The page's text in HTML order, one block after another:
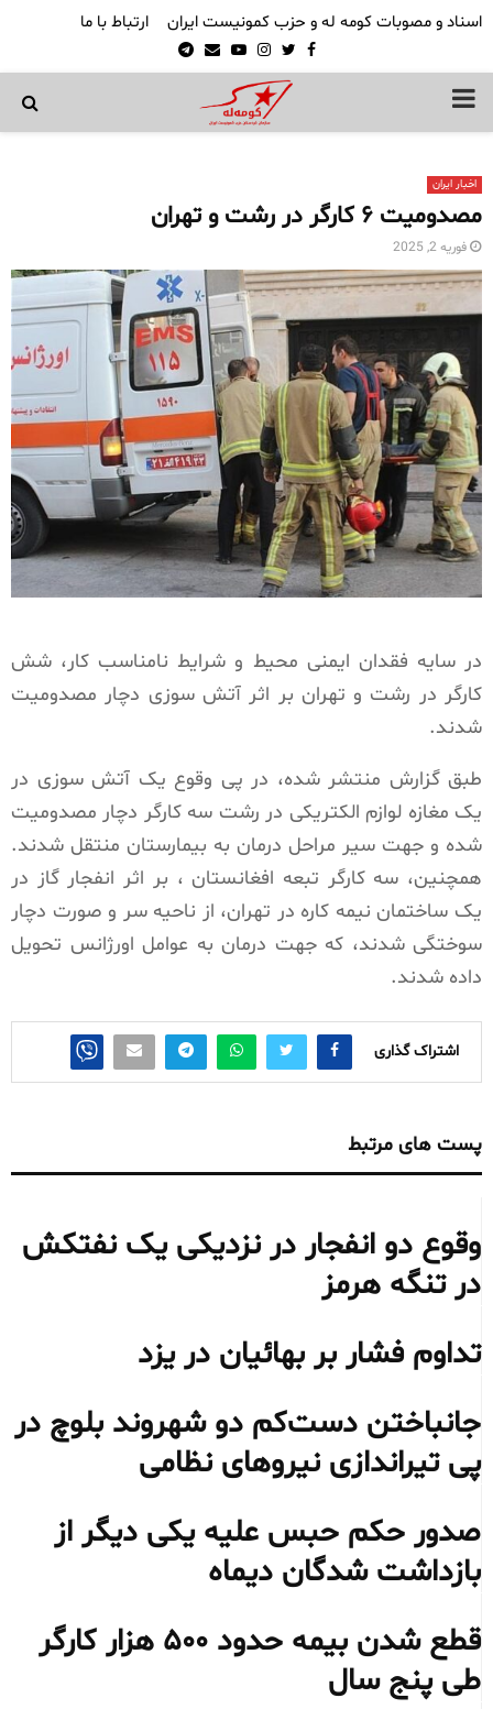
اسناد و مصوبات کومه له و حزب کمونیست ایران ارتباط با ما
Facebook
Twitter
Instagram
Youtube
Email
Telegram
PRIMARY
اخبار ایران
مصدومیت ۶ کارگر در رشت و تهران
فوریه 2, 2025
در سایه فقدان ایمنی محیط و شرایط نامناسب کار، شش
کارگر در رشت و تهران بر اثر آتش سوزی دچار مصدومیت
شدند.
طبق گزارش منتشر شده، در پی وقوع یک آتش سوزی در
یک مغازه لوازم الکتریکی در رشت سه کارگر دچار مصدومیت
شده و جهت سیر مراحل درمان به بیمارستان منتقل شدند.
همچنین، سه کارگر تبعه افغانستان ، بر اثر انفجار گاز در
یک ساختمان نیمه کاره در تهران، از ناحیه سر و صورت دچار
سوختگی شدند، که جهت درمان به عوامل اورژانس تحویل
داده شدند.
اشتراک گذاری
پست های مرتبط
وقوع دو انفجار در نزدیکی یک نفتکش
در تنگه هرمز
تداوم فشار بر بهائیان در یزد
جانباختن دست‌کم دو شهروند بلوچ در
پی تیراندازی نیروهای نظامی
صدور حکم حبس علیه یکی دیگر از
بازداشت شدگان دیماه
قطع شدن بیمه حدود ۵۰۰ هزار کارگر
طی پنج سال